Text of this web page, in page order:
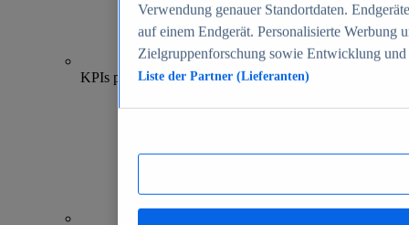
70+
KPIs pro Shop
Verwendung genauer Standortdaten.
auf einem Endgerät. Personalisierte Werbung
Zielgruppenforschung sowie Entwicklung
Liste der Partner (Lieferanten)